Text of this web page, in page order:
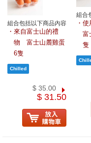
組合包括以下商品內容
來自富士山的禮
物 富士山麓雞蛋
6隻
$ 35.00
$ 31.50
組合
使
富
隻